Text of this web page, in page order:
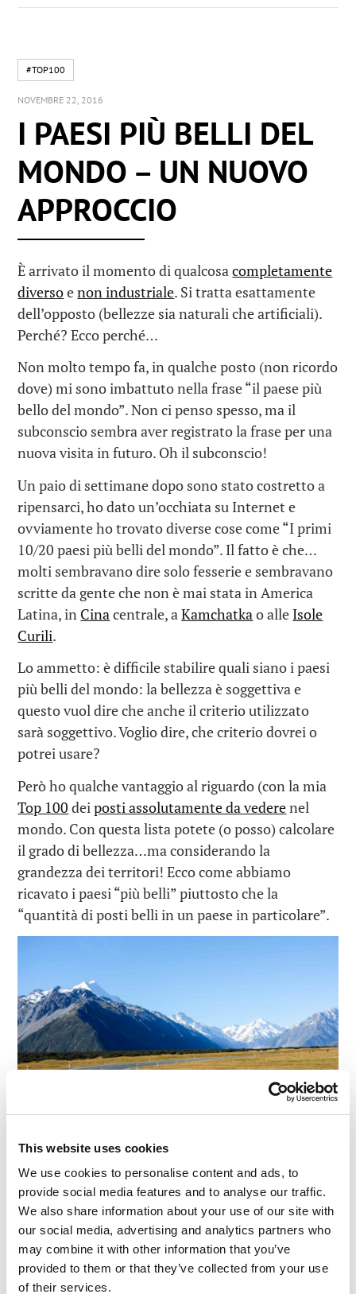
This website uses cookies
We use cookies to personalise content and ads, to
provide social media features and to analyse our traffic.
We also share information about your use of our site with
our social media, advertising and analytics partners who
may combine it with other information that you’ve
provided to them or that they’ve collected from your use
of their services.
#TOP100
NOVEMBRE 22, 2016
I PAESI PIÙ BELLI DEL
MONDO – UN NUOVO
APPROCCIO
È arrivato il momento di qualcosacompletamente
diversoenon industriale. Si tratta esattamente
dell’opposto (bellezze sia naturali che artificiali).
Perché? Ecco perché…
Non molto tempo fa, in qualche posto (non ricordo
dove) mi sono imbattuto nella frase “il paese più
bello del mondo”. Non ci penso spesso, ma il
subconscio sembra aver registrato la frase per una
nuova visita in futuro. Oh il subconscio!
Un paio di settimane dopo sono stato costretto a
ripensarci, ho dato un’occhiata su Internet e
ovviamente ho trovato diverse cose come “I primi
10/20 paesi più belli del mondo”. Il fatto è che…
molti sembravano dire solo fesserie e sembravano
scritte da gente che non è mai stata in America
Latina, in Cinacentrale, aKamchatkao alle Isole
Curili.
Lo ammetto: è difficile stabilire quali siano i paesi
più belli del mondo: la bellezza è soggettiva e
questo vuol dire che anche il criterio utilizzato
sarà soggettivo. Voglio dire, che criterio dovrei o
potrei usare?
Però ho qualche vantaggio al riguardo (con la mia
Top 100 deiposti assolutamente da vederenel
mondo. Con questa lista potete (o posso) calcolare
il grado di bellezza…ma considerando la
grandezza dei territori! Ecco come abbiamo
ricavato i paesi “più belli” piuttosto che la
“quantità di posti belli in un paese in particolare”.
Continua a leggere:I paesi più belli del mondo – un
nuovo approccio
LEGGI I COMMENTI